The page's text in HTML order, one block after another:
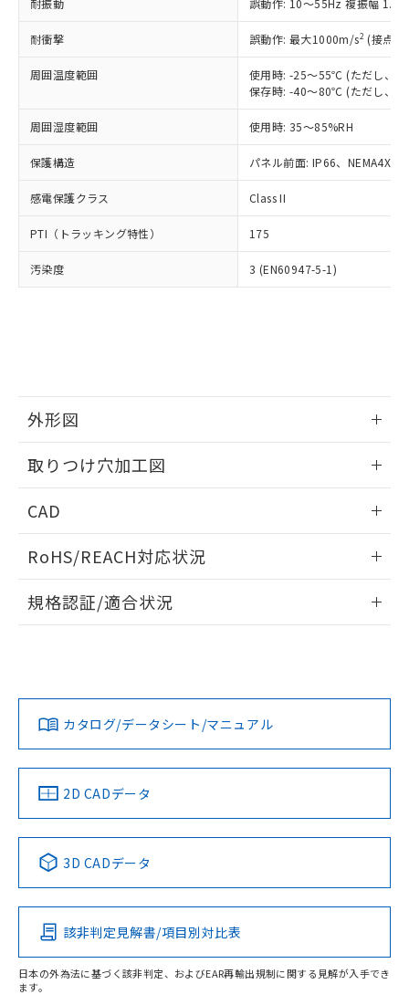
耐振動 誤動作: 10～55Hz 複振幅
耐衝撃 誤動作: 最大1000m/s2 (接点
周囲温度範囲
使用時: -25～55℃ (ただし、氷
保存時: -40～80℃ (ただし、氷
周囲湿度範囲 使用時: 35～85%RH
保護構造 パネル前面: IP66、NEMA4X,
感電保護クラス Class II
PTI（トラッキング特性） 175
汚染度 3 (EN60947-5-1)
外形図
取りつけ穴加工図
CAD
ドすることができます。
ログイン/会員登録
ダウンロードデータをご利用いただく前に、以下を必ずお読
みください。
ソフトウェアの使用条件
RoHS/REACH対応状況
EU RoHS 注意事項・凡例
対応済み
中国 RoHS 注意事項・凡例
Pb Hg Cd Cr(VI)
O
規格認証/適合状況
LR型式承認
（イギリス
船舶規格）
DNV型式承認
（ノルウェー
BV型式承認
（フランス
KR型式
（韓国
No No No No
この製品の規格認証/適合状況ページへ
その他の認証はこちらのページからご検索ください
カタログ/データシート/マニュアル
2D CADデータ
3D CADデータ
該非判定見解書/項目別対比表
日本の外為法に基づく該非判定、およびEAR再輸出規制に関する見解が入手でき
ます。
正式な納期状況および標準価格はお客
様のお取引先、またはお客様担当のオ
ムロン制御機器販売店・当社販売員に
オムロン制御機器販売店や当社販売拠
販売ネットワーク
」をご確認
在庫状況および標準価格結果を当社の
事前の承諾なく第三者に漏洩または開
示しないようお願いします。
マイパーツ機能（部品リスト作成サー
ビス）をご利用いただくには、I-Web
メンバーズにご登録されている必要が
お客様が当ウェブサイト上で当社にご
指します。
但し、RoHS指令で産業用監視および制御機器に対する
適用除外項目は除く。
フタル酸エステル類の４物質については閾値を超える意
図的な使用がないことを確認しています。
部品在庫の切り替え状況などにより、予定
月が前後することがあります。
※3 非含有証明書ダウンロード
51物質の非含有証明書（当社基準）
※本証明書は発行日時点で非含有を証明す
るもので、過去に遡って非含有を証明する
ものではありません。
また、RoHS指令のフタル酸エステル類４
欄に対応日を記載しておりました。
既に当社にて対応品への在庫切替を完了
していることから、特段のことがない限
り、2022年1月12日より割愛しておりま
す。
DBP(フタル酸ジブチル) : 1000ppm、 DIBP(フタル酸ジ
イソブチル) : 1000ppm、 BBP(フタル酸ブチルベンジ
DEHP(フタル酸ビス(2-エチルヘキシル)) : 1000ppm
準値以下であることを示します。
「10」：通常の使用状況下において有害物
質が外部に漏えいし、環境に深刻な影響を
及ぼさない年数を意味します。
「－」：未確認です。当社販売部門へお問
全に破砕するなど、違法に輸出されな
いよう必要な手段を講じます。
当社は貴社製品を、核兵器、ミサイ
ル、化学兵器、生物兵器またはその他
武器並びにこれらの製造装置等に一切
当社は、貴社製品を第三者に販売する
場合は、上記1、2および3の内容を当
該第三者に通知します。また当社は、
販売先および販売に係わる関係者が違
法に輸出するおそれがある場合は、取
り引きをいたしません。
一定数には満たないが在庫あり
－
在庫なし(最新の在庫状況につ
いては、お客様のお取引先、ま
たはお客様担当のオムロン制御
機器販売店・当社販売員にご確
空
受注生産機種、また在庫状況の
情報を公開していない機種